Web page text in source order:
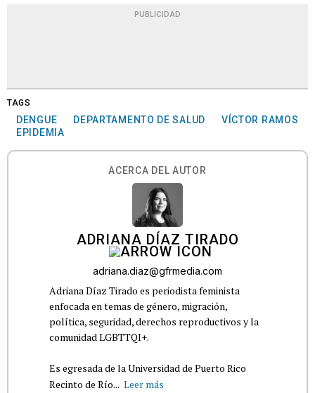
PUBLICIDAD
TAGS
DENGUE DEPARTAMENTO DE SALUD
VÍCTOR RAMOS
EPIDEMIA
ACERCA DEL AUTOR
ADRIANA DÍAZ TIRADO
adriana.diaz@gfrmedia.com
Adriana Díaz Tirado es periodista feminista
enfocada en temas de género, migración,
política, seguridad, derechos reproductivos y la
comunidad LGBTTQI+.
Es egresada de la Universidad de Puerto Rico
Recinto de Río... Leer más